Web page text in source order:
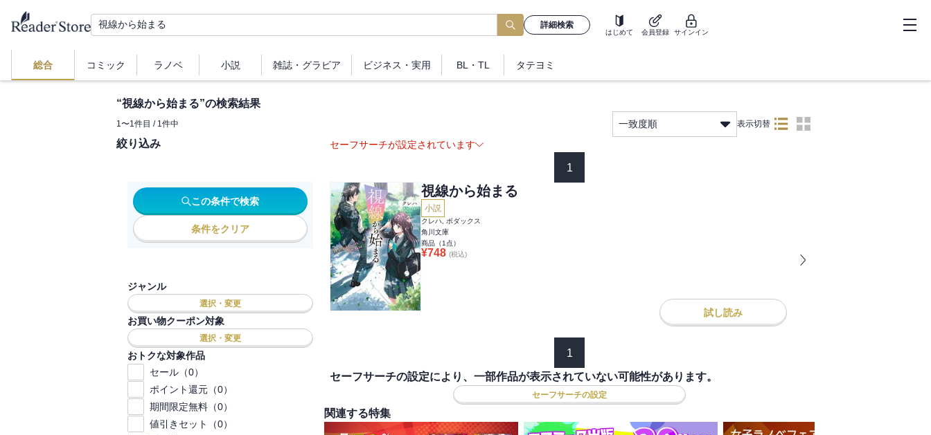
詳細検索
はじめて 会員登録 サインイン
総合 コミック ラノベ 小説 雑誌・ グラビア ビジネス ・実用 BL・TL タテヨミ
“視線から始まる”の検索結果
1〜1件目 / 1件中 一致度順 表示切替
絞り込み
この条件で検索
条件をクリア
ジャンル
選択・変更
お買い物クーポン対象
選択・変更
おトクな対象作品
セール（0）
ポイント還元（0）
期間限定無料（0）
値引きセット（0）
セーフサーチが設定されています
1
視線から始まる
小説
クレハ, ボダックス
角川文庫
商品（1 点）
¥748 (税込)
試し読み
1
セーフサーチの設定により、一部作品が表示されていない可能性があります。
セーフサーチの設定
関連する特集